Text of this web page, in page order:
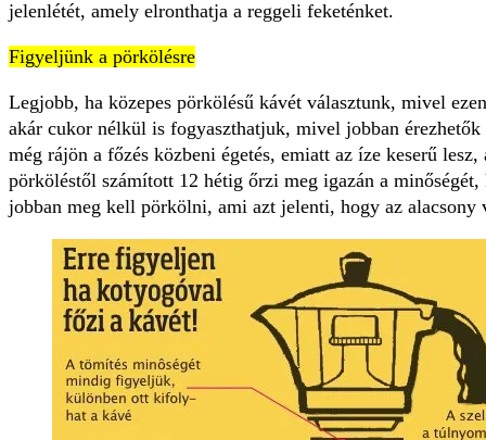
jelenlétét, amely elronthatja a reggeli feketénket.
Figyeljünk a pörkölésre
Legjobb, ha közepes pörkölésű kávét választunk, mivel
akár cukor nélkül is fogyaszthatjuk, mivel jobban
még rájön a főzés közbeni égetés, emiatt az íze keserű
pörköléstől számított 12 hétig őrzi meg igazán a
jobban meg kell pörkölni, ami azt jelenti, hogy az alacsony